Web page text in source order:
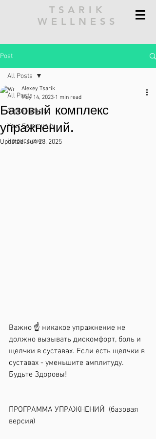
TSARIK
WELLNESS
Post
All Posts
Getting Started
Your Community
На русском
All Posts
Базовый комплекс
упражнений.
Alexey Tsarik
May 14, 2023 1 min read
Updated:Jun 28, 2025
Важно ☝️ никакое упражнение не
должно вызывать дискомфорт, боль и
щелчки в суставах. Если есть щелчки в
суставах - уменьшите амплитуду.
Будьте Здоровы!
ПРОГРАММА УПРАЖНЕНИЙ  (базовая
версия)